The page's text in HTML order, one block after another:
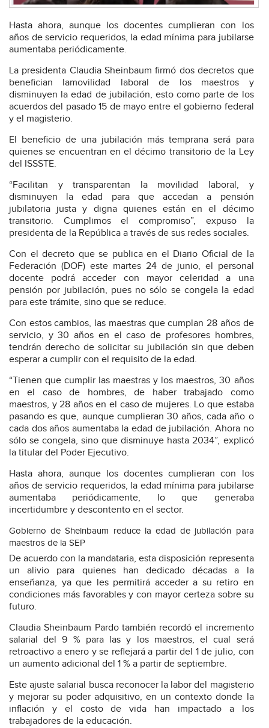
Hasta ahora, aunque los docentes cumplieran con los
años de servicio requeridos, la edad mínima para jubilarse
aumentaba periódicamente.
La presidenta Claudia Sheinbaum firmó dos decretos que
benefician lamovilidad laboral de los maestros y
disminuyen la edad de jubilación, esto como parte de los
acuerdos del pasado 15 de mayo entre el gobierno federal
y el magisterio.
El beneficio de una jubilación más temprana será para
quienes se encuentran en el décimo transitorio de la Ley
del ISSSTE.
“Facilitan y transparentan la movilidad laboral, y
disminuyen la edad para que accedan a pensión
jubilatoria justa y digna quienes están en el décimo
transitorio. Cumplimos el compromiso”, expuso la
presidenta de la República a través de sus redes sociales.
Con el decreto que se publica en el Diario Oficial de la
Federación (DOF) este martes 24 de junio, el personal
docente podrá acceder con mayor celeridad a una
pensión por jubilación, pues no sólo se congela la edad
para este trámite, sino que se reduce.
Con estos cambios, las maestras que cumplan 28 años de
servicio, y 30 años en el caso de profesores hombres,
tendrán derecho de solicitar su jubilación sin que deben
esperar a cumplir con el requisito de la edad.
“Tienen que cumplir las maestras y los maestros, 30 años
en el caso de hombres, de haber trabajado como
maestros, y 28 años en el caso de mujeres. Lo que estaba
pasando es que, aunque cumplieran 30 años, cada año o
cada dos años aumentaba la edad de jubilación. Ahora no
sólo se congela, sino que disminuye hasta 2034”, explicó
la titular del Poder Ejecutivo.
Hasta ahora, aunque los docentes cumplieran con los
años de servicio requeridos, la edad mínima para jubilarse
aumentaba periódicamente, lo que generaba
incertidumbre y descontento en el sector.
Gobierno de Sheinbaum reduce la edad de jubilación para
maestros de la SEP
De acuerdo con la mandataria, esta disposición representa
un alivio para quienes han dedicado décadas a la
enseñanza, ya que les permitirá acceder a su retiro en
condiciones más favorables y con mayor certeza sobre su
futuro.
Claudia Sheinbaum Pardo también recordó el incremento
salarial del 9 % para las y los maestros, el cual será
retroactivo a enero y se reflejará a partir del 1 de julio, con
un aumento adicional del 1 % a partir de septiembre.
Este ajuste salarial busca reconocer la labor del magisterio
y mejorar su poder adquisitivo, en un contexto donde la
inflación y el costo de vida han impactado a los
trabajadores de la educación.